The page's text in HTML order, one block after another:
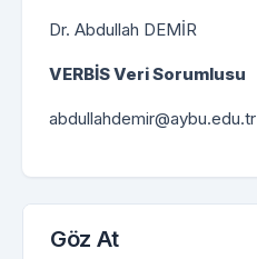
Dr. Abdullah DEMİR
VERBİS Veri Sorumlusu
abdullahdemir@aybu.edu.tr
Göz At